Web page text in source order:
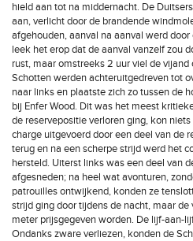
hield aan tot na middernacht. De
aan, verlicht door de brandende
afgehouden, aanval na aanval werd
leek het erop dat de aanval vanzelf zou
rust, maar omstreeks 2 uur viel de
Schotten werden achteruitgedreven tot
naar links en plaatste zich zo tussen de
bij Enfer Wood. Dit was het meest
de reservepositie verloren ging, kon
charge uitgevoerd door een deel van de
terug en na een scherpe strijd werd het
hersteld. Uiterst links was een deel van
afgesneden; na heel wat avonturen,
patrouilles ontwijkend, konden ze
strijd ging door tijdens de nacht, maar
meter prijsgegeven worden. De lijf-aan-
Ondanks zware verliezen, konden de